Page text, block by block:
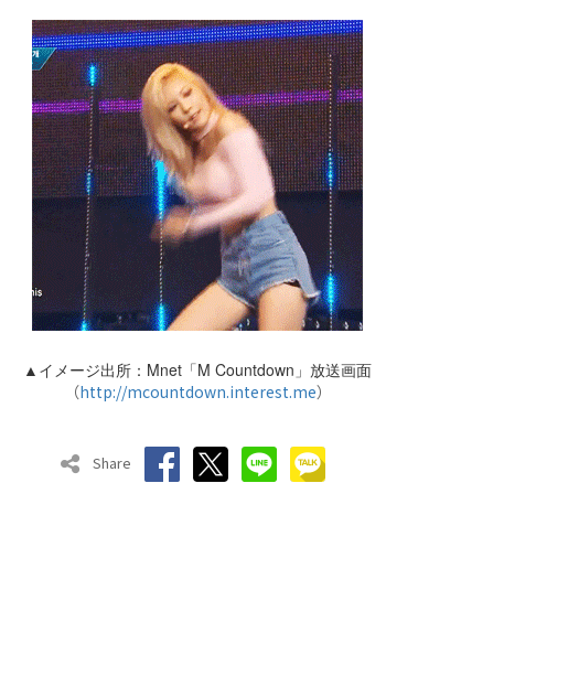
▲イメージ出所：Mnet「M Countdown」放送画面
（http://mcountdown.interest.me）
Share